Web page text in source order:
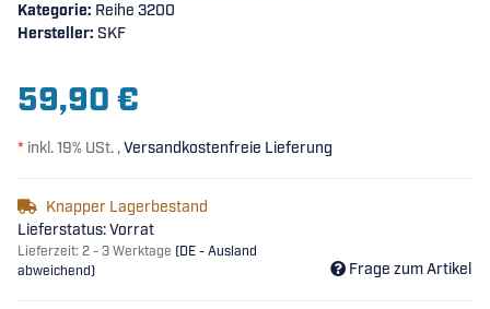
Kategorie: Reihe 3200
Hersteller: SKF
59,90 €
* inkl. 19% USt. ,Versandkostenfreie Lieferung
Knapper Lagerbestand
Lieferstatus: Vorrat
Lieferzeit: 2 - 3 Werktage (DE - Ausland
abweichend)
Frage zum Artikel